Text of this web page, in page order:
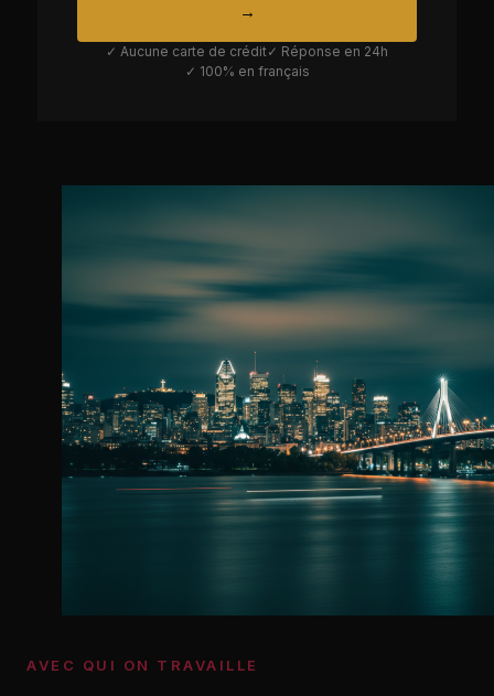
→
✓ Aucune carte de crédit✓ Réponse en 24h
✓ 100% en français
AVEC QUI ON TRAVAILLE